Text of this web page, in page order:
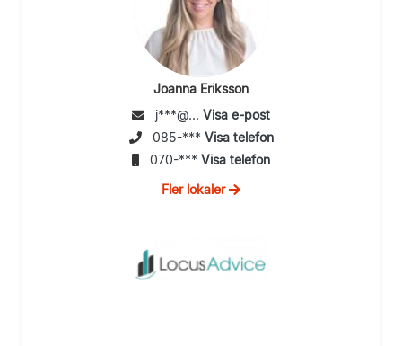
Joanna Eriksson
j***@... Visa e-post
085-*** Visa telefon
070-*** Visa telefon
Fler lokaler